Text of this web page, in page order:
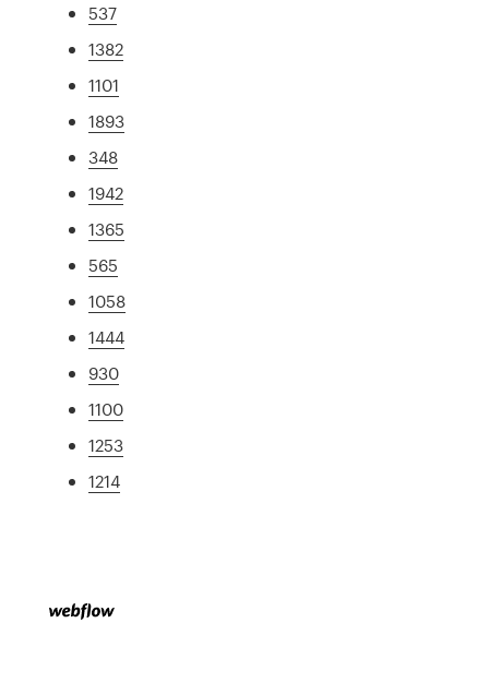
537
1382
1101
1893
348
1942
1365
565
1058
1444
930
1100
1253
1214